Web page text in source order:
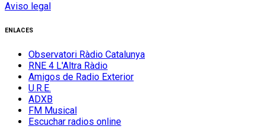
Aviso legal
ENLACES
Observatori Ràdio Catalunya
RNE 4 L'Altra Ràdio
Amigos de Radio Exterior
U.R.E.
ADXB
FM Musical
Escuchar radios online